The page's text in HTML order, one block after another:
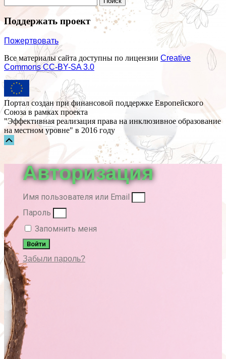
Поддержать проект
Пожертвовать
Все материалы сайта доступны по лицензии Creative
Commons СС-BY-SA 3.0
Портал создан при финансовой поддержке Европейского
Союза в рамках проекта
"Эффективная реализация права на инклюзивное образование
на местном уровне" в 2016 году
Авторизация
Имя пользователя или Email
Пароль
Запомнить меня
Войти
Забыли пароль?